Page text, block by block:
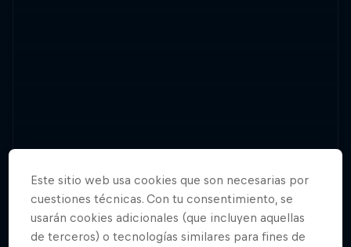
La élite del freerunning muestra sus mejores
movimientos en algunos lugares realmente
Este sitio web usa cookies que son necesarias por
cuestiones técnicas. Con tu consentimiento, se
usarán cookies adicionales (que incluyen aquellas
de terceros) o tecnologías similares para fines de